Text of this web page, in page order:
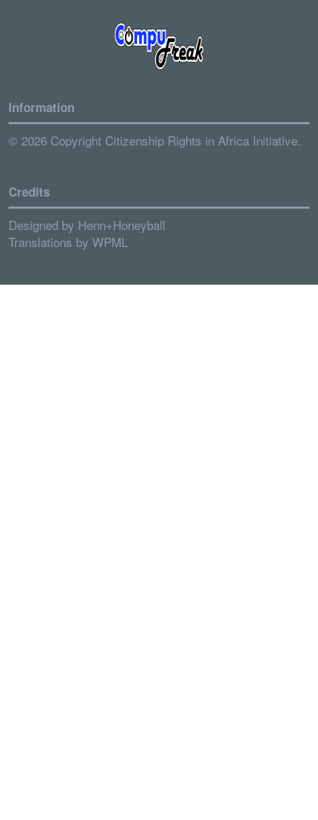
Information
© 2026 Copyright Citizenship Rights in Africa Initiative.
Credits
Designed by Henn+Honeyball
Translations by WPML